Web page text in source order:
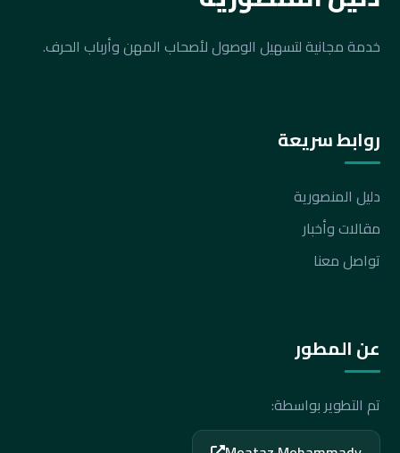
خدمة مجانية لتسهيل الوصول لأصحاب المهن وأرباب الحرف.
روابط سريعة
دليل المنصورية
مقالات وأخبار
تواصل معنا
عن المطور
تم التطوير بواسطة: